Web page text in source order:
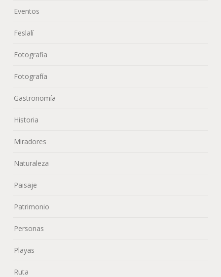
Eventos
Feslalí
Fotografia
Fotografía
Gastronomía
Historia
Miradores
Naturaleza
Paisaje
Patrimonio
Personas
Playas
Ruta